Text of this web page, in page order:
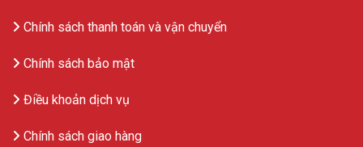
Chính sách thanh toán và vận chuyển
Chính sách bảo mật
Điều khoản dịch vụ
Chính sách giao hàng